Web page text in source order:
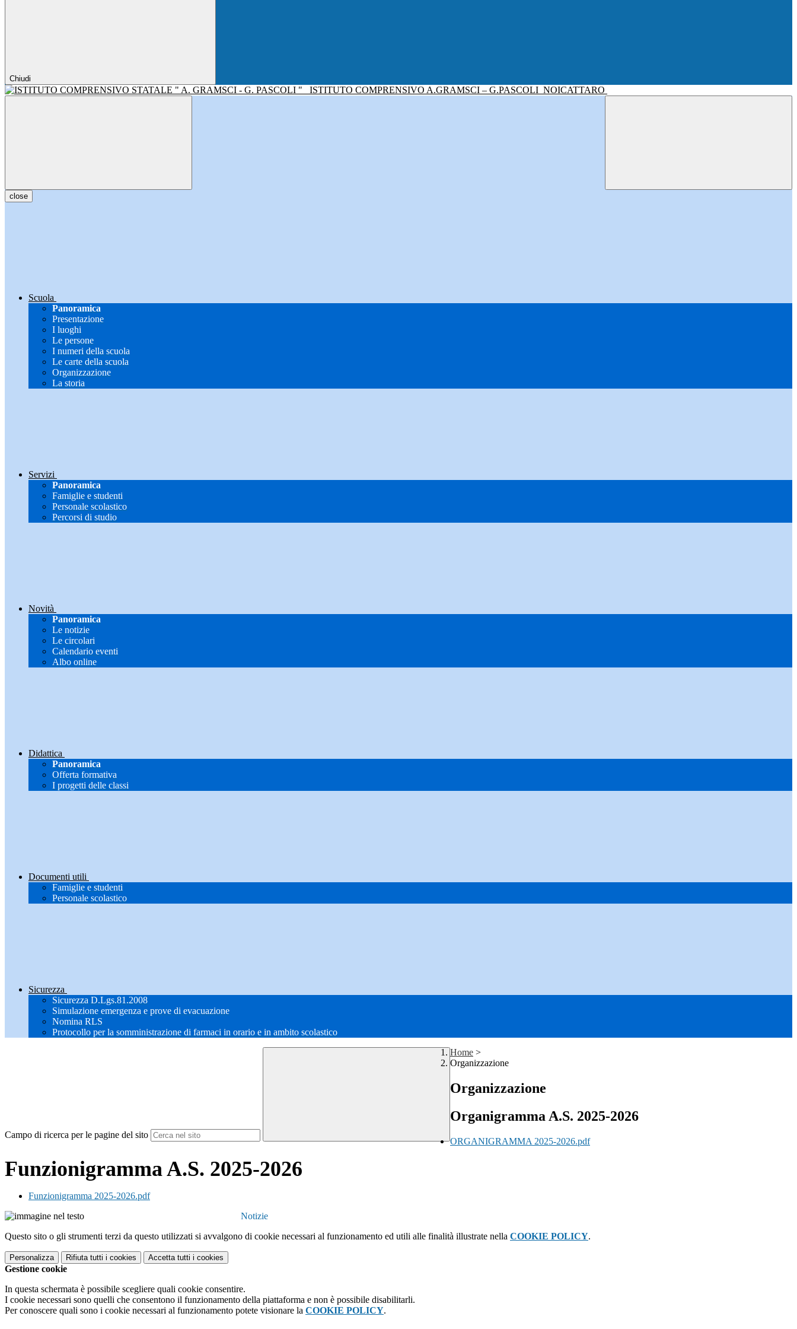
Chiudi
ISTITUTO COMPRENSIVO A.GRAMSCI – G.PASCOLI NOICATTARO
close
Scuola
Panoramica
Presentazione
I luoghi
Le persone
I numeri della scuola
Le carte della scuola
Organizzazione
La storia
Servizi
Panoramica
Famiglie e studenti
Personale scolastico
Percorsi di studio
Novità
Panoramica
Le notizie
Le circolari
Calendario eventi
Albo online
Didattica
Panoramica
Offerta formativa
I progetti delle classi
Documenti utili
Famiglie e studenti
Personale scolastico
Sicurezza
Sicurezza D.Lgs.81.2008
Simulazione emergenza e prove di evacuazione
Nomina RLS
Protocollo per la somministrazione di farmaci in orario e in ambito scolastico
Campo di ricerca per le pagine del sito
Home >
Organizzazione
Organizzazione
Organigramma A.S. 2025-2026
ORGANIGRAMMA 2025-2026.pdf
Funzionigramma A.S. 2025-2026
Funzionigramma 2025-2026.pdf
Notizie
Questo sito o gli strumenti terzi da questo utilizzati si avvalgono di cookie necessari al funzionamento ed utili alle finalità illustrate nella COOKIE POLICY.
Personalizza Rifiuta tutti i cookies Accetta tutti i cookies
Gestione cookie
In questa schermata è possibile scegliere quali cookie consentire.
I cookie necessari sono quelli che consentono il funzionamento della piattaforma e non è possibile disabilitarli.
Per conoscere quali sono i cookie necessari al funzionamento potete visionare la COOKIE POLICY.